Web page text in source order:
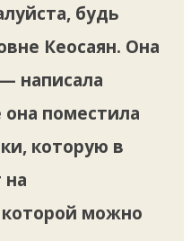
будь
Кеосаян. Она
написала
поместила
которую в
можно